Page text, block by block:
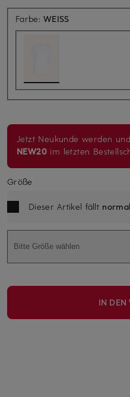
Farbe:WEISS
Jetzt Neukunde werden
NEW20 im letzten
Größe
Dieser Artikel fällt
Bitte Größe wählen
IN DEN